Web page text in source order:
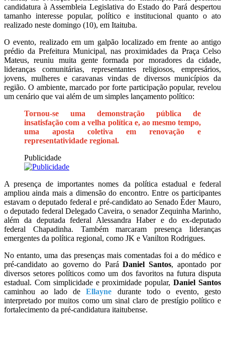
candidatura à Assembleia Legislativa do Estado do Pará despertou
tamanho interesse popular, político e institucional quanto o ato
realizado neste domingo (10), em Itaituba.
O evento, realizado em um galpão localizado em frente ao antigo
prédio da Prefeitura Municipal, nas proximidades da Praça Celso
Mateus, reuniu muita gente formada por moradores da cidade,
lideranças comunitárias, representantes religiosos, empresários,
jovens, mulheres e caravanas vindas de diversos municípios da
região. O ambiente, marcado por forte participação popular, revelou
um cenário que vai além de um simples lançamento político:
Tornou-se uma demonstração pública de
insatisfação com a velha política e, ao mesmo tempo,
uma aposta coletiva em renovação e
representatividade regional.
Publicidade
A presença de importantes nomes da política estadual e federal
ampliou ainda mais a dimensão do encontro. Entre os participantes
estavam o deputado federal e pré-candidato ao SenadoÉder Mauro,
o deputado federal Delegado Caveira, o senador Zequinha Marinho,
além da deputada federal Alessandra Habere do ex-deputado
federal Chapadinha. Também marcaram presença lideranças
emergentes da política regional, como JK e Vanilton Rodrigues.
No entanto, uma das presenças mais comentadas foi a do médico e
pré-candidato ao governo do ParáDaniel Santos, apontado por
diversos setores políticos como um dos favoritos na futura disputa
estadual. Com simplicidade e proximidade popular,Daniel Santos
caminhou ao lado deEllayne durante todo o evento, gesto
interpretado por muitos como um sinal claro de prestígio político e
fortalecimento da pré-candidatura itaitubense.